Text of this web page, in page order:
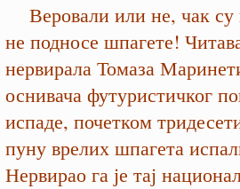
Веровали или не, чак су
не подносе шпагете!
нервирала Томаза
оснивача футуристичког
испаде, почетком
пуну врелих шпагета
Нервирао га је тај